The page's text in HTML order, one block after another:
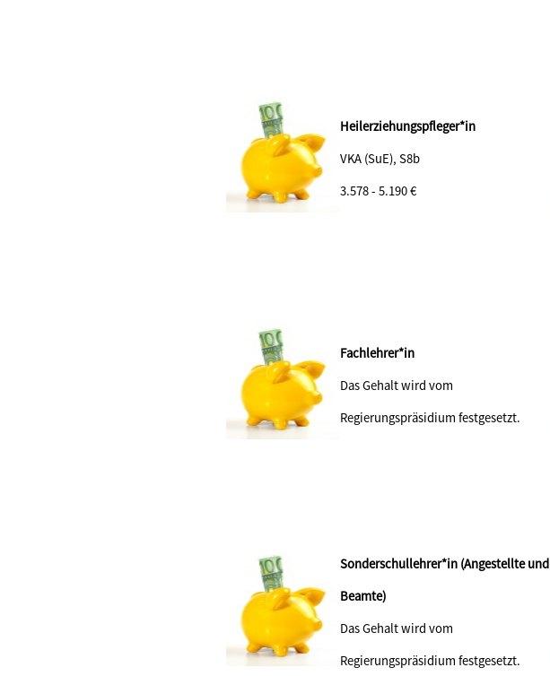
Heilerziehungspfleger*in
VKA (SuE), S8b
3.578 - 5.190€
Fachlehrer*in
Das Gehalt wird vom
Regierungspräsidium festgesetzt.
Sonderschullehrer*in (Angestellte und
Beamte)
Das Gehalt wird vom
Regierungspräsidium festgesetzt.